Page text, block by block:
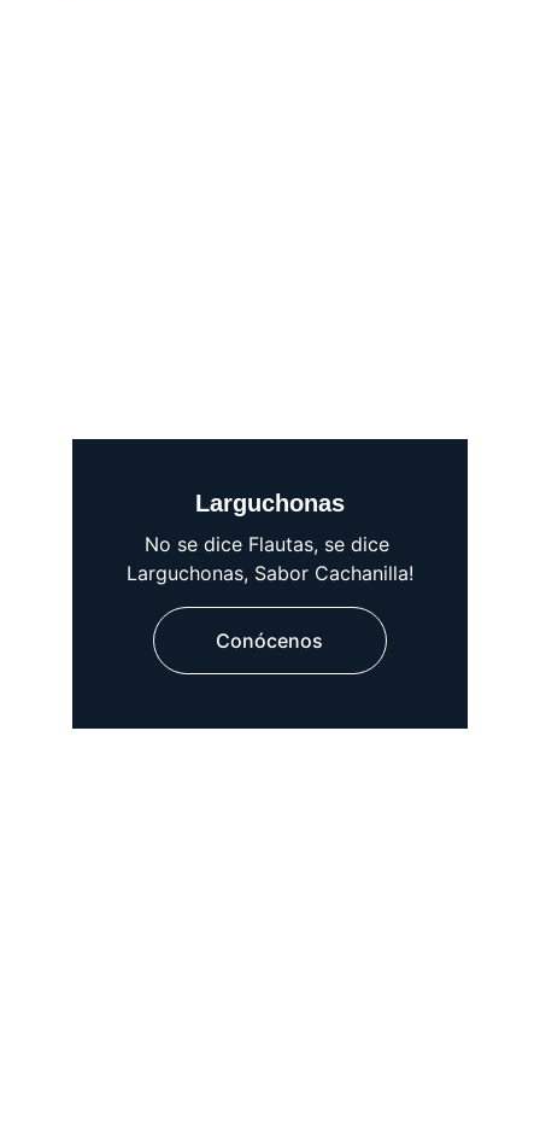
Larguchonas
Conócenos
No se dice Flautas, se dice
Larguchonas, Sabor Cachanilla!